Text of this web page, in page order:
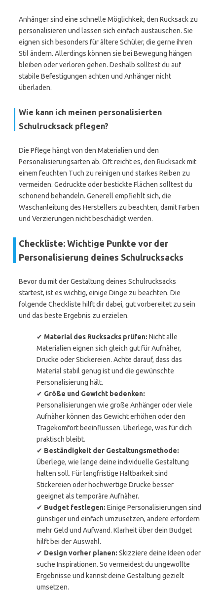
Anhänger sind eine schnelle Möglichkeit, den Rucksack zu
personalisieren und lassen sich einfach austauschen. Sie
eignen sich besonders für ältere Schüler, die gerne ihren
Stil ändern. Allerdings können sie bei Bewegung hängen
bleiben oder verloren gehen. Deshalb solltest du auf
stabile Befestigungen achten und Anhänger nicht
überladen.
Wie kann ich meinen personalisierten
Schulrucksack pflegen?
Die Pflege hängt von den Materialien und den
Personalisierungsarten ab. Oft reicht es, den Rucksack mit
einem feuchten Tuch zu reinigen und starkes Reiben zu
vermeiden. Gedruckte oder bestickte Flächen solltest du
schonend behandeln. Generell empfiehlt sich, die
Waschanleitung des Herstellers zu beachten, damit Farben
und Verzierungen nicht beschädigt werden.
Checkliste: Wichtige Punkte vor der
Personalisierung deines Schulrucksacks
Bevor du mit der Gestaltung deines Schulrucksacks
startest, ist es wichtig, einige Dinge zu beachten. Die
folgende Checkliste hilft dir dabei, gut vorbereitet zu sein
und das beste Ergebnis zu erzielen.
✔ Material des Rucksacks prüfen: Nicht alle
Materialien eignen sich gleich gut für Aufnäher,
Drucke oder Stickereien. Achte darauf, dass das
Material stabil genug ist und die gewünschte
Personalisierung hält.
✔ Größe und Gewicht bedenken:
Personalisierungen wie große Anhänger oder viele
Aufnäher können das Gewicht erhöhen oder den
Tragekomfort beeinflussen. Überlege, was für dich
praktisch bleibt.
✔ Beständigkeit der Gestaltungsmethode:
Überlege, wie lange deine individuelle Gestaltung
halten soll. Für langfristige Haltbarkeit sind
Stickereien oder hochwertige Drucke besser
geeignet als temporäre Aufnäher.
✔ Budget festlegen: Einige Personalisierungen sind
günstiger und einfach umzusetzen, andere erfordern
mehr Geld und Aufwand. Klarheit über dein Budget
hilft bei der Auswahl.
✔ Design vorher planen: Skizziere deine Ideen oder
suche Inspirationen. So vermeidest du ungewollte
Ergebnisse und kannst deine Gestaltung gezielt
umsetzen.